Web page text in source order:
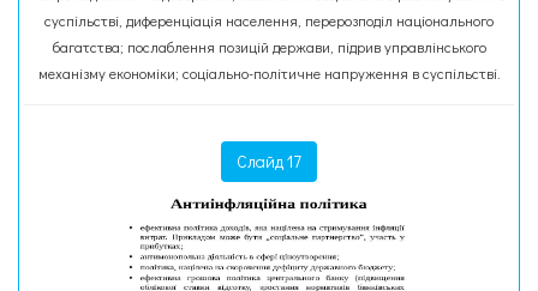
суспільстві, диференціація населення, перерозподіл національного
багатства; послаблення позицій держави, підрив управлінського
механізму економіки; соціально-політичне напруження в суспільстві.
Слайд 17